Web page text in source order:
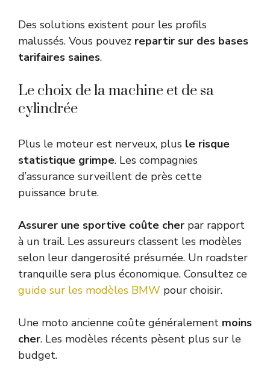
Des solutions existent pour les profils
malussés. Vous pouvez repartir sur des bases
tarifaires saines.
Le choix de la machine et de sa
cylindrée
Plus le moteur est nerveux, plus le risque
statistique grimpe. Les compagnies
d’assurance surveillent de près cette
puissance brute.
Assurer une sportive coûte cher par rapport
à un trail. Les assureurs classent les modèles
selon leur dangerosité présumée. Un roadster
tranquille sera plus économique. Consultez ce
guide sur les modèles BMW pour choisir.
Une moto ancienne coûte généralement moins
cher. Les modèles récents pèsent plus sur le
budget.